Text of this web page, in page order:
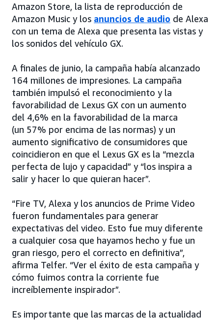
Amazon Store, la lista de reproducción de
Amazon Music y los anuncios de audio de Alexa
con un tema de Alexa que presenta las vistas y
los sonidos del vehículo GX.
A finales de junio, la campaña había alcanzado
164 millones de impresiones. La campaña
también impulsó el reconocimiento y la
favorabilidad de Lexus GX con un aumento
del 4,6% en la favorabilidad de la marca
(un 57% por encima de las normas) y un
aumento significativo de consumidores que
coincidieron en que el Lexus GX es la “mezcla
perfecta de lujo y capacidad” y “los inspira a
salir y hacer lo que quieran hacer”.
“Fire TV, Alexa y los anuncios de Prime Video
fueron fundamentales para generar
expectativas del video. Esto fue muy diferente
a cualquier cosa que hayamos hecho y fue un
gran riesgo, pero el correcto en definitiva”,
afirma Telfer. “Ver el éxito de esta campaña y
cómo fuimos contra la corriente fue
increíblemente inspirador”.
Es importante que las marcas de la actualidad